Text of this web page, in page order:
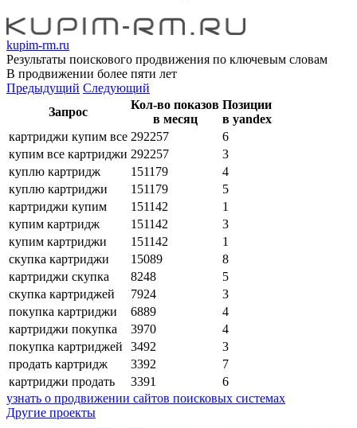
kupim-rm.ru
Результаты поискового продвижения по ключевым словам
В продвижении более пяти лет
Предыдущий Следующий
Запрос
Кол-во показов
в месяц
Позиции
в yandex
картриджи купим все 292257
6
купим все картриджи 292257
3
куплю картридж
151179
4
куплю картриджи
151179
5
картриджи купим
151142
1
купим картридж
151142
3
купим картриджи
151142
1
скупка картриджи
15089
8
картриджи скупка
8248
5
скупка картриджей
7924
3
покупка картриджи
6889
4
картриджи покупка
3970
4
покупка картриджей
3492
3
продать картридж
3392
7
картриджи продать
3391
6
узнать о продвижении сайтов поисковых системах
Другие проекты